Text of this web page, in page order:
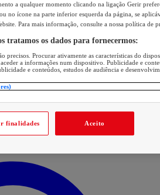
a qualquer momento clicando na ligação Gerir
no ícone na parte inferior esquerda da página, se
Para mais informação, consulte a nossa política de
tratamos os dados para fornecermos:
precisos. Procurar ativamente as características do
a informações num dispositivo. Publicidade e
e conteúdos, estudos de audiência e
finalidades Aceito